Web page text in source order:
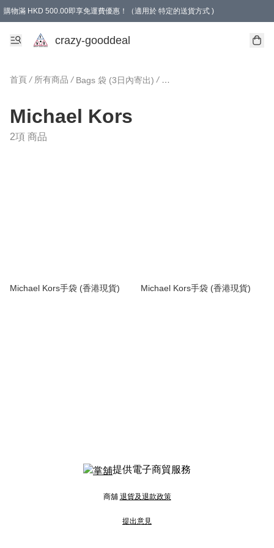
購物滿 HKD 500.00即享免運費優惠！（適用於 特定的送貨方式 )
成為會員可享免費禮品
crazy-gooddeal
首頁 / 所有商品 / Bags 袋 (3日內寄出) /
Michael Kors
2項 商品
Michael Kors手袋 (香港現貨) Michael Kors手袋 (香港現貨)
提供電子商貿服務
商舖 退貨及退款政策
提出意見